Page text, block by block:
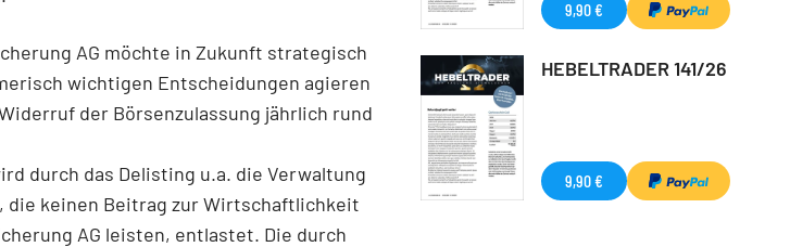
AG möchte in Zukunft strategisch
wichtigen Entscheidungen agieren
der Börsenzulassung jährlich rund
durch das Delisting u.a. die Verwaltung
keinen Beitrag zur Wirtschaftlichkeit
AG leisten, entlastet. Die durch
9,90 €
HEBELTRADER 141/26
9,90 €